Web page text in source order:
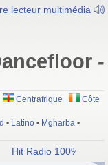
lecteur multimédia
-
Centrafrique
Côte
• Latino • Mgharba •
Hit Radio 100%